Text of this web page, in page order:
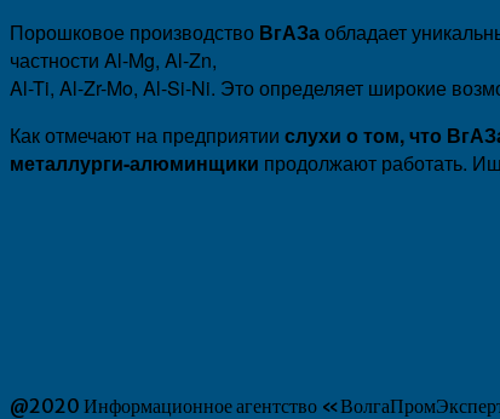
Порошковое производство ВгАЗаобладает
частности Al-Mg, Al-Zn,
Al-Ti, Al-Zr-Mo, Al-Si-Ni. Это определяет широкие
Как отмечают на предприятии слухи о том, что
металлурги-алюминщики продолжают работать.
@2020 Информационное агентство